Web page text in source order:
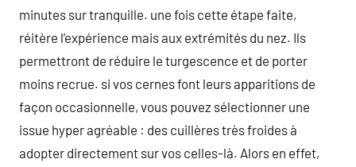
minutes sur tranquille. une fois cette étape faite,
réitère l’expérience mais aux extrémités du nez. Ils
permettront de réduire le turgescence et de porter
moins recrue. si vos cernes font leurs apparitions de
façon occasionnelle, vous pouvez sélectionner une
issue hyper agréable : des cuillères très froides à
adopter directement sur vos celles-là. Alors en effet,